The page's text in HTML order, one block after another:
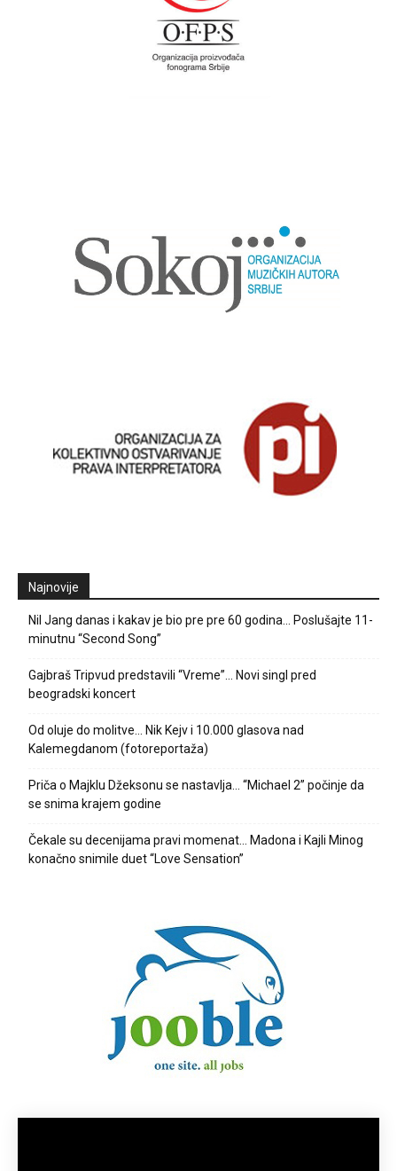
Najnovije
Nil Jang danas i kakav je bio pre pre 60 godina… Poslušajte 11-
minutnu “Second Song”
Gajbraš Tripvud predstavili “Vreme”… Novi singl pred
beogradski koncert
Od oluje do molitve… Nik Kejv i 10.000 glasova nad
Kalemegdanom (fotoreportaža)
Priča o Majklu Džeksonu se nastavlja… “Michael 2” počinje da
se snima krajem godine
Čekale su decenijama pravi momenat… Madona i Kajli Minog
konačno snimile duet “Love Sensation”